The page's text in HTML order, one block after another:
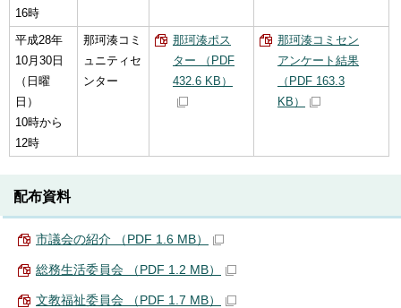
16時
平成28年
10月30日
（日曜
日）
10時から
12時
那珂湊コミ
ュニティセ
ンター
那珂湊ポス
ター （PDF
432.6 KB）
那珂湊コミセン
アンケート結果
（PDF 163.3
KB）
配布資料
市議会の紹介 （PDF 1.6 MB）
総務生活委員会 （PDF 1.2 MB）
文教福祉委員会 （PDF 1.7 MB）